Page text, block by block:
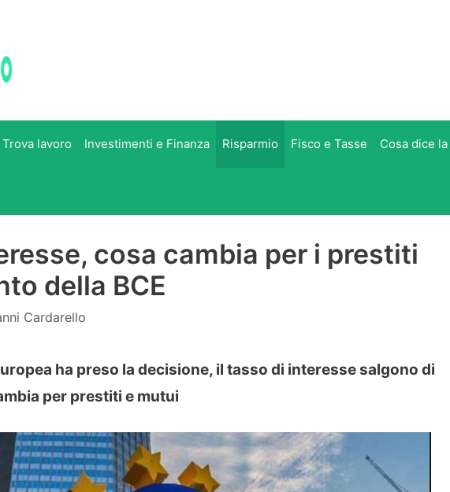
Trova lavoro Investimenti e Finanza Risparmio Fisco e Tasse Cosa dice
cosa cambia per i prestiti
della BCE
Cardarello
ha preso la decisione, il tasso di interesse salgono di
per prestiti e mutui